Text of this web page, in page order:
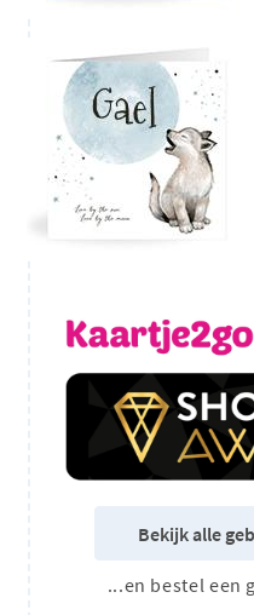
Bekijk alle
...en bestel een